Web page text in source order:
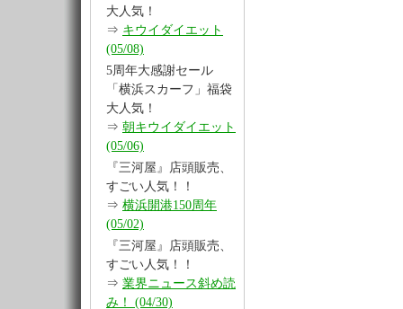
大人気！
⇒ キウイダイエット
(05/08)
5周年大感謝セール
「横浜スカーフ」福袋
大人気！
⇒ 朝キウイダイエット
(05/06)
『三河屋』店頭販売、
すごい人気！！
⇒ 横浜開港150周年
(05/02)
『三河屋』店頭販売、
すごい人気！！
⇒ 業界ニュース斜め読
み！ (04/30)